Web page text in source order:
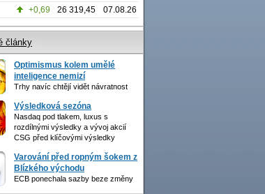
+0,69 26 319,45 07.08.26
články
Optimismus kolem umělé
inteligence nemizí
Trhy navíc chtějí vidět návratnost
Výsledková sezóna
Nasdaq pod tlakem, luxus s
rozdílnými výsledky a vývoj akcií
CSG před klíčovými výsledky
Varování před ropným šokem z
Blízkého východu
ECB ponechala sazby beze změny